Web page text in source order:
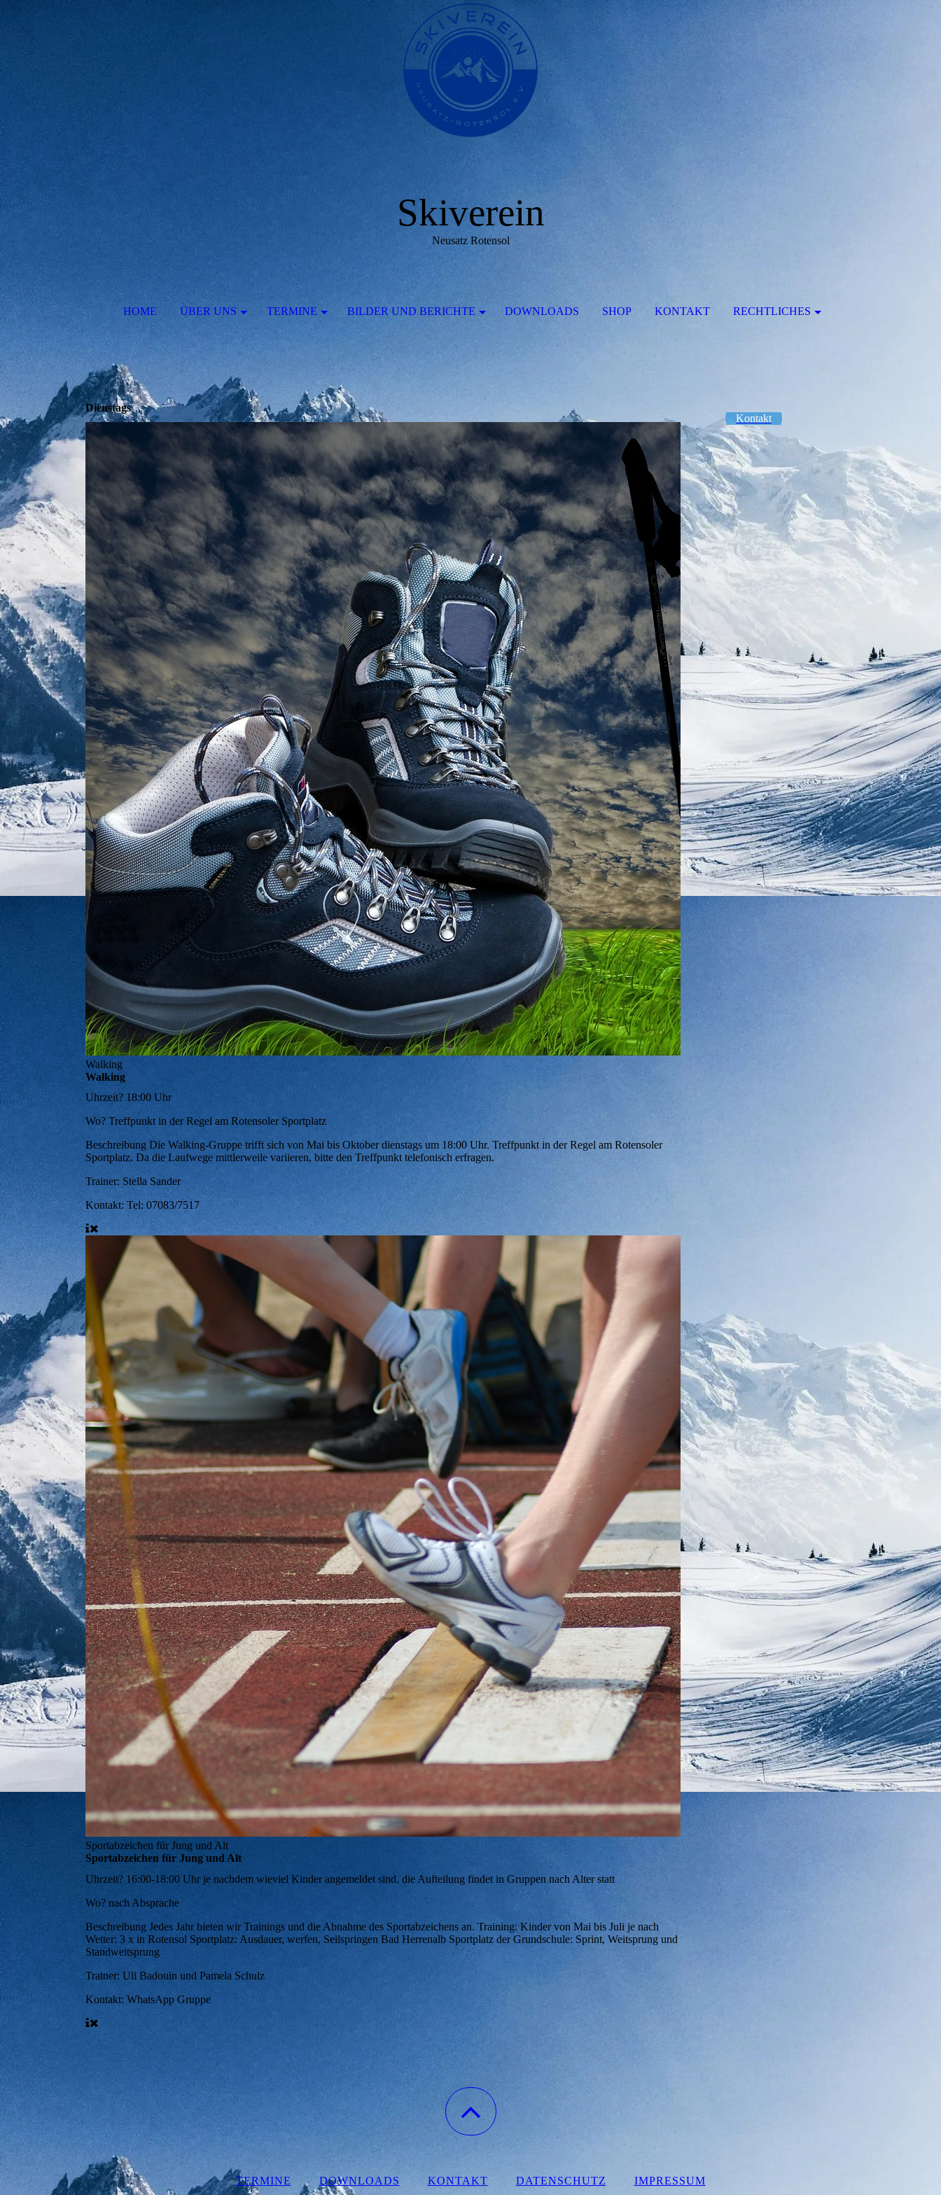
Skiverein
Neusatz Rotensol
HOME ÜBER UNS TERMINE BILDER UND BERICHTE DOWNLOADS SHOP KONTAKT RECHTLICHES
Dienstags
Walking
Walking
Uhrzeit? 18:00 Uhr
Wo? Treffpunkt in der Regel am Rotensoler Sportplatz
Beschreibung Die Walking-Gruppe trifft sich von Mai bis Oktober dienstags um 18:00 Uhr. Treffpunkt in der Regel am Rotensoler
Sportplatz. Da die Laufwege mittlerweile variieren, bitte den Treffpunkt telefonisch erfragen.
Trainer: Stella Sander
Kontakt:Tel: 07083/7517
Sportabzeichen für Jung und Alt
Sportabzeichen für Jung und Alt
Uhrzeit? 16:00-18:00 Uhr je nachdem wieviel Kinder angemeldet sind, die Aufteilung findet in Gruppen nach Alter statt
Wo? nach Absprache
Beschreibung Jedes Jahr bieten wir Trainings und die Abnahme des Sportabzeichens an. Training: Kinder von Mai bis Juli je nach
Wetter: 3 x in Rotensol Sportplatz: Ausdauer, werfen, Seilspringen Bad Herrenalb Sportplatz der Grundschule: Sprint, Weitsprung und
Standweitsprung
Trainer: Uli Badouin und Pamela Schulz
Kontakt: WhatsApp Gruppe
Kontakt
TERMINE DOWNLOADS KONTAKT DATENSCHUTZ IMPRESSUM